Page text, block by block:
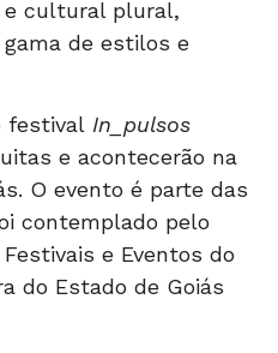
cultural plural,
de estilos e
festival In_pulsos
e acontecerão na
O evento é parte das
contemplado pelo
e Eventos do
do Estado de Goiás